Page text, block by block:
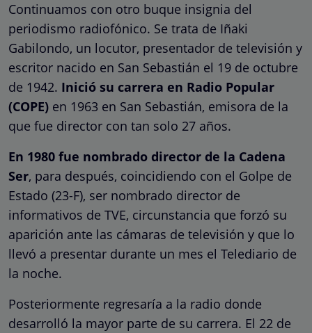
Continuamos con otro buque insignia del
periodismo radiofónico. Se trata de Iñaki
Gabilondo, un locutor, presentador de televisión y
escritor nacido en San Sebastián el 19 de octubre
de 1942. Inició su carrera en Radio Popular
(COPE) en 1963 en San Sebastián, emisora de la
que fue director con tan solo 27 años.
En 1980 fue nombrado director de la Cadena
Ser, para después, coincidiendo con el Golpe de
Estado (23-F), ser nombrado director de
informativos de TVE, circunstancia que forzó su
aparición ante las cámaras de televisión y que lo
llevó a presentar durante un mes el Telediario de
la noche.
Posteriormente regresaría a la radio donde
desarrolló la mayor parte de su carrera. El 22 de